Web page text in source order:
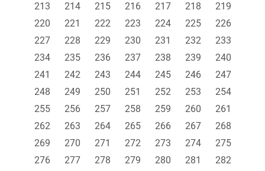
213
214 215 216 217 218
219
220
221 222 223 224 225
226
227
228 229 230 231 232
233
234
235 236 237 238 239
240
241
242 243 244 245 246
247
248
249 250 251 252 253
254
255
256 257 258 259 260
261
262
263 264 265 266 267
268
269
270 271 272 273 274
275
276
277 278 279 280 281
282